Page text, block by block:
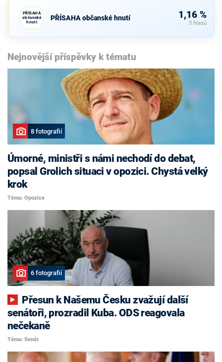
PŘÍSAHA
občanské
hnutí
PŘÍSAHA občanské hnutí 1,16 %
3 hlasů
Nejnovější příspěvky k tématu
8 fotografií
Úmorné, ministři s námi nechodí do debat,
popsal Grolich situaci v opozici. Chystá velký
krok
Téma: Opozice
6 fotografií
senátoři, prozradil Kuba. ODS reagovala
nečekaně
Téma: Senát